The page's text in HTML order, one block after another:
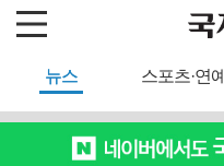
뉴스 스포츠·연예